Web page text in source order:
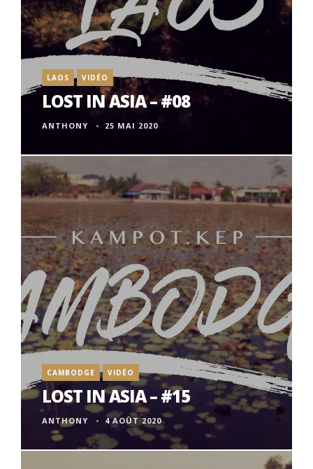
LAOS VIDÉO
LOST IN ASIA – #08
ANTHONY 25 MAI 2020
CAMBODGE VIDÉO
LOST IN ASIA – #15
ANTHONY 4 AOÛT 2020